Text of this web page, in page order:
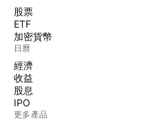
股票
ETF
加密貨幣
日曆
經濟
收益
股息
IPO
更多產品